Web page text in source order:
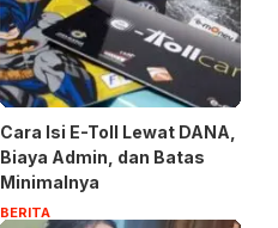
Cara Isi E-Toll Lewat DANA,
Biaya Admin, dan Batas
Minimalnya
BERITA